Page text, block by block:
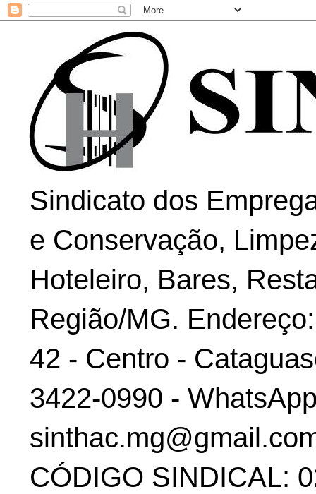
Sindicato dos
e Conservação,
Hoteleiro, Bares,
Região/MG.
42 - Centro -
3422-0990 -
CÓDIGO SINDICAL: